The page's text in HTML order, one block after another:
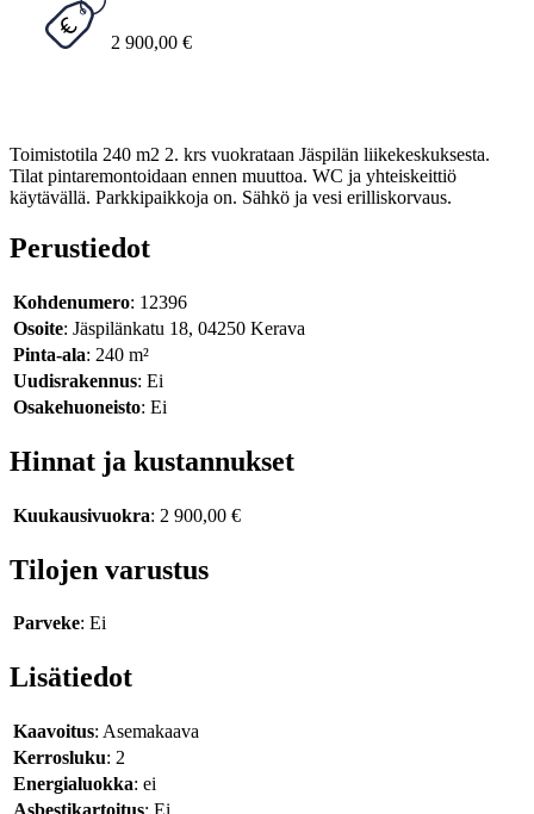
2 900,00 €
Toimistotila 240 m2 2. krs vuokrataan Jäspilän liikekeskuksesta.
Tilat pintaremontoidaan ennen muuttoa. WC ja yhteiskeittiö
käytävällä. Parkkipaikkoja on. Sähkö ja vesi erilliskorvaus.
Perustiedot
Kohdenumero: 12396
Osoite: Jäspilänkatu 18, 04250 Kerava
Pinta-ala: 240 m²
Uudisrakennus: Ei
Osakehuoneisto: Ei
Hinnat ja kustannukset
Kuukausivuokra: 2 900,00 €
Tilojen varustus
Parveke: Ei
Lisätiedot
Kaavoitus: Asemakaava
Kerrosluku: 2
Energialuokka: ei